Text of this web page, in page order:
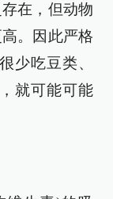
在，但动物
。因此严格
少吃豆类、
就可能可能